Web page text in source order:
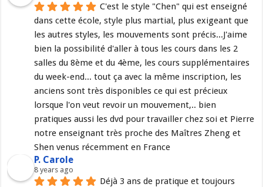
C'est le style "Chen" qui est enseigné
dans cette école, style plus martial, plus exigeant que
les autres styles, les mouvements sont précis...J'aime
bien la possibilité d'aller à tous les cours dans les 2
salles du 8ème et du 4ème, les cours supplémentaires
du week-end... tout ça avec la même inscription, les
anciens sont très disponibles ce qui est précieux
lorsque l'on veut revoir un mouvement,.. bien
pratiques aussi les dvd pour travailler chez soi et Pierre
notre enseignant très proche des Maîtres Zheng et
Shen venus récemment en France
P. Carole
8 years ago
Déjà 3 ans de pratique et toujours